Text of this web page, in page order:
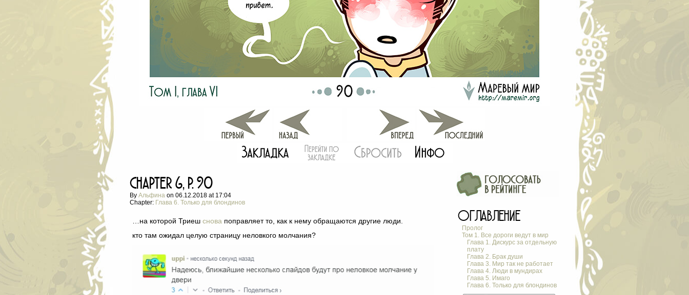
chapter 6, p. 90
By Альфина on 06.12.2018 at 17:04
Chapter: Глава 6. Только для блондинов
…на которой Триеш снова поправляет то, как к нему обращаются другие люди.
кто там ожидал целую страницу неловкого молчания?
ОГЛАВЛЕНИЕ
Пролог
Том 1. Все дороги ведут в мир
Глава 1. Дискурс за отдельную
плату
Глава 2. Брак души
Глава 3. Мир так не работает
Глава 4. Люди в мундирах
Глава 5. Имаго
Глава 6. Только для блондинов